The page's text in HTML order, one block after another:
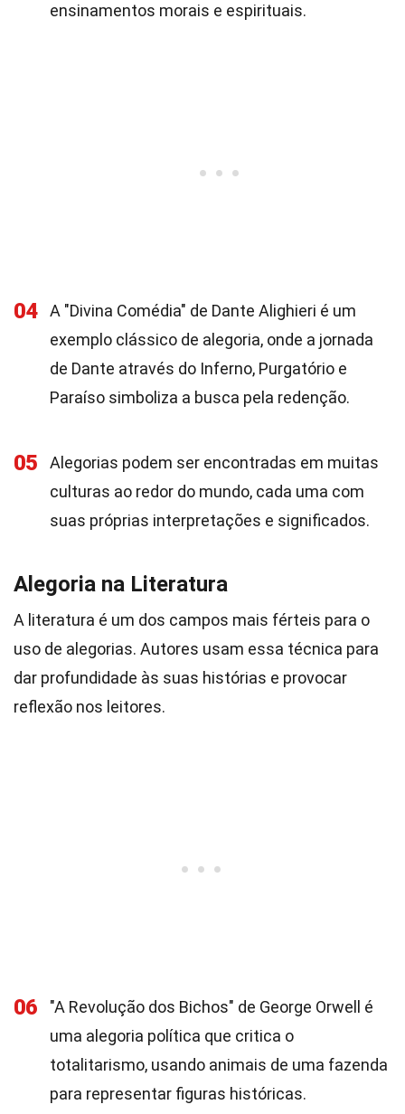
ensinamentos morais e espirituais.
04
A "Divina Comédia" de Dante Alighieri é um
exemplo clássico de alegoria, onde a jornada
de Dante através do Inferno, Purgatório e
Paraíso simboliza a busca pela redenção.
05
Alegorias podem ser encontradas em muitas
culturas ao redor do mundo, cada uma com
suas próprias interpretações e significados.
Alegoria na Literatura
A literatura é um dos campos mais férteis para o
uso de alegorias. Autores usam essa técnica para
dar profundidade às suas histórias e provocar
reflexão nos leitores.
06
"A Revolução dos Bichos" de George Orwell é
uma alegoria política que critica o
totalitarismo, usando animais de uma fazenda
para representar figuras históricas.